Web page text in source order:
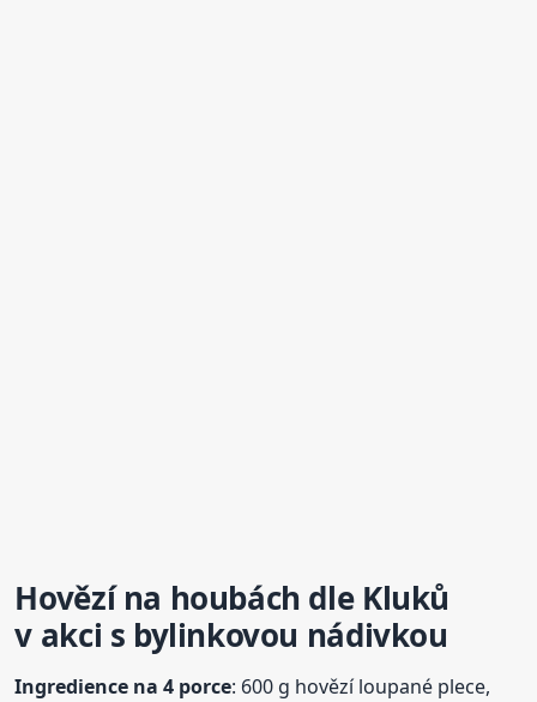
Hovězí na houbách dle Kluků
v akci s bylinkovou nádivkou
Ingredience na 4 porce: 600 g hovězí loupané plece,